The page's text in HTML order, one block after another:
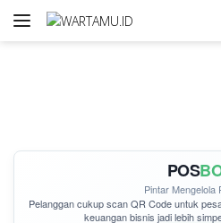
Langsung
POS
Pintar Mengelola
Pelanggan cukupscan QR Codeuntuk
keuangan bisnis jadi lebih